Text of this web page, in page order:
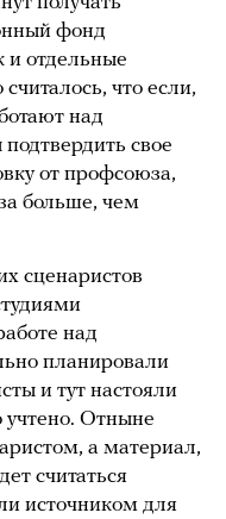
фонд
и отдельные
что если,
над
свое
от профсоюза,
больше, чем
сценаристов
над
планировали
и тут настояли
Отныне
а материал,
считаться
источником для